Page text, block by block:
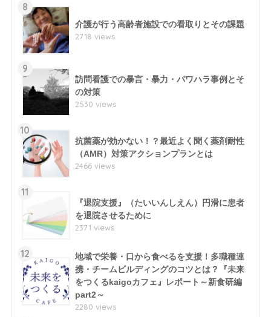
8
介護が行う高齢者施設での看取りとその課題
2718 views
9
訪問看護での暴言・暴力・パワハラ事例とそ
の対策
2530 views
10
抗菌薬が効かない！？最近よく聞く薬剤耐性
（AMR）対策アクションプランとは
2466 views
11
『退院支援』（たいいんしえん）円滑に患者
を退院させるために
2371 views
12
地域で栄養・口から食べるを支援！多職種連
携・チームビルディングのコツとは？『未来
をつくるkaigoカフェ』レポート～新食研編
part2～
2280 views